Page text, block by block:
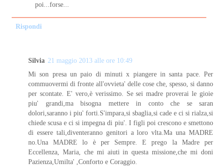
poi...forse...
Rispondi
Silvia 21 maggio 2013 alle ore 10:49
Mi son presa un paio di minuti x piangere in santa pace. Per
commuovermi di fronte all'ovvieta' delle cose che, spesso, si danno
per scontate. E' vero,è verissimo. Se sei madre proverai le gioie
piu' grandi,ma bisogna mettere in conto che se saran
dolori,saranno i piu' forti.S'impara,si sbaglia,si cade e ci si rialza,si
chiede scusa e ci si impegna di piu'. I figli poi crescono e smettono
di essere tali,diventeranno genitori a loro vlta.Ma una MADRE
no.Una MADRE lo è per Sempre. E prego la Madre per
Eccellenza, Maria, che mi aiuti in questa missione,che mi doni
Pazienza,Umilta' ,Conforto e Coraggio.